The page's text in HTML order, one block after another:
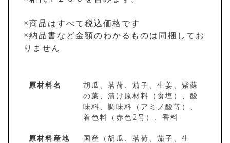
※商品はすべて税込価格です
※納品書など金額のわかるものは同梱してお
りません
原材料名
胡瓜、茗荷、茄子、生姜、紫蘇
の葉、漬け原材料（食塩）、酸
味料、調味料（アミノ酸等）、
着色料（赤色2号）、香料
原材料産地
国産（胡瓜、茗荷、茄子、生